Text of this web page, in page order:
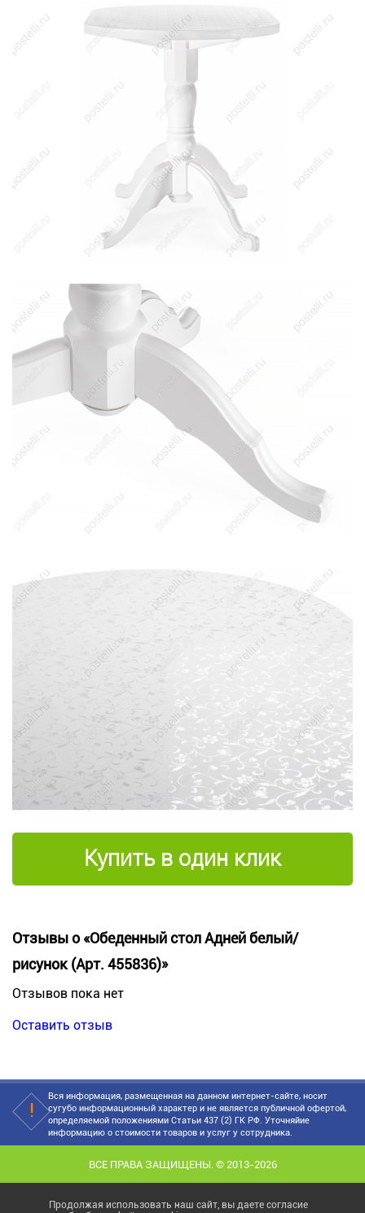
Купить в один клик
Отзывы о «Обеденный стол Адней белый/
рисунок (Арт. 455836)»
Отзывов пока нет
Оставить отзыв
Вся информация, размещенная на данном интернет-сайте, носит
сугубо информационный характер и не является публичной офертой,
определяемой положениями Статьи 437 (2) ГК РФ. Уточняйие
информацию о стоимости товаров и услуг у сотрудника.
ВСЕ ПРАВА ЗАЩИЩЕНЫ. © 2013-2026
Продолжая использовать наш сайт, вы даете согласие